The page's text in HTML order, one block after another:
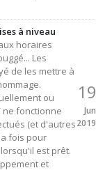
à niveau
horaires
Les
de les mettre à
ou
ne fonctionne
(et d'autres
fois pour
est prêt.
et
19
Jun
2019